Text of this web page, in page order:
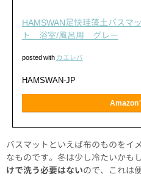
HAMSWAN足快珪藻土バス
ト 浴室/風呂用 グレー
posted with カエレバ
HAMSWAN-JP
Amazon
バスマットといえば布のものをイ
なものです。冬は少し冷たいかも
けで洗う必要はないので、これは